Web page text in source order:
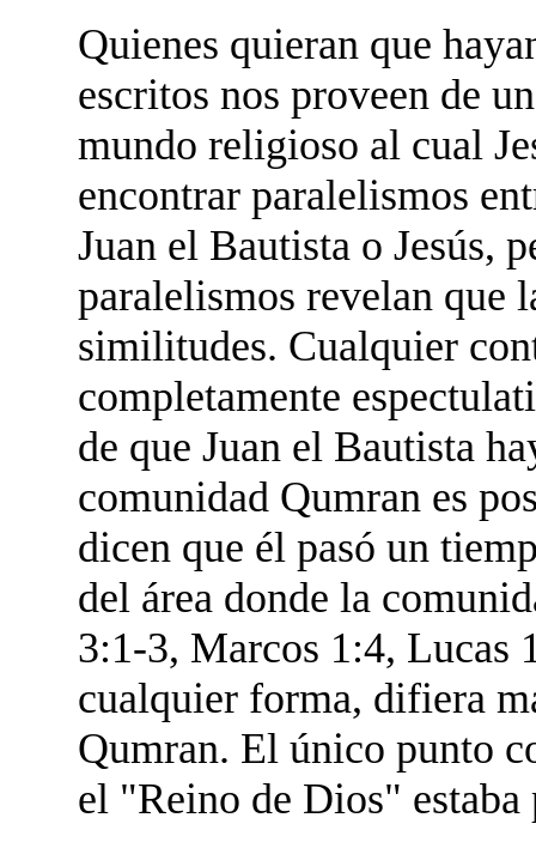
Quienes quieran que
escritos nos proveen de
mundo religioso al cual
encontrar paralelismos
Juan el Bautista o Jesús,
paralelismos revelan que
similitudes. Cualquier
completamente
de que Juan el Bautista
comunidad Qumran es
dicen que él pasó un
del área donde la
3:1-3, Marcos 1:4, Lucas
cualquier forma, difiera
Qumran. El único punto
el "Reino de Dios" estaba